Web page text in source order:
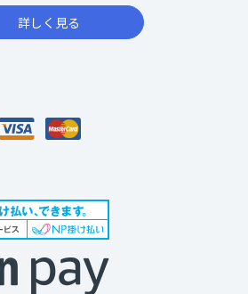
詳しく見る